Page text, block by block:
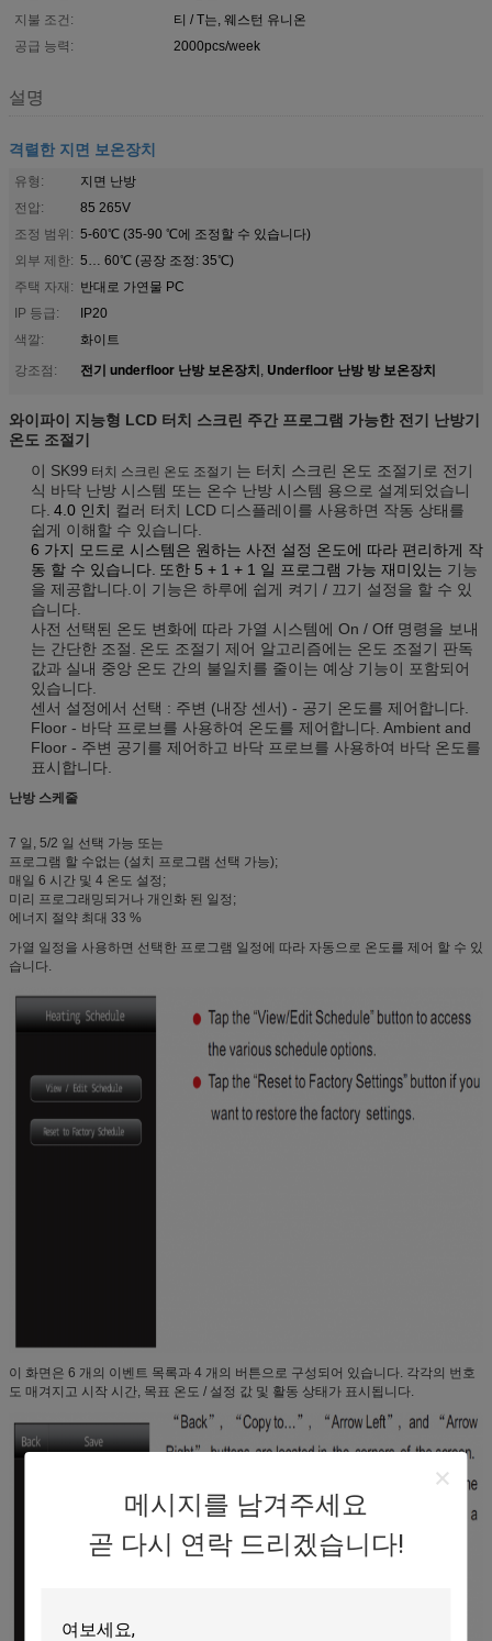
메시지를 남겨주세요
곧 다시 연락 드리겠습니다!
지불 조건:
티 / T는, 웨스턴 유니온
공급 능력:
2000pcs/week
설명
격렬한 지면 보온장치
유형:
지면 난방
전압:
85 265V
조정 범위: 5-60℃ (35-90 ℃에 조정할 수 있습니다)
외부 제한: 5… 60℃ (공장 조정: 35℃)
주택 자재: 반대로 가연물 PC
IP 등급:
IP20
색깔:
화이트
강조점:
전기 underfloor 난방 보온장치, Underfloor 난방 방 보온장치
와이파이 지능형 LCD 터치 스크린 주간 프로그램 가능한 전기 난방기
온도 조절기
이 SK99 터치 스크린 온도 조절기 는 터치 스크린 온도 조절기로 전기
식 바닥 난방 시스템 또는 온수 난방 시스템 용으로 설계되었습니
다. 4.0 인치 컬러 터치 LCD 디스플레이를 사용하면 작동 상태를
쉽게 이해할 수 있습니다.
6 가지 모드로 시스템은 원하는 사전 설정 온도에 따라 편리하게 작
동 할 수 있습니다. 또한 5 + 1 + 1 일 프로그램 가능 재미있는 기능
을 제공합니다.이 기능은 하루에 쉽게 켜기 / 끄기 설정을 할 수 있
습니다.
사전 선택된 온도 변화에 따라 가열 시스템에 On / Off 명령을 보내
는 간단한 조절.
온도 조절기 제어 알고리즘에는 온도 조절기 판독
값과 실내 중앙 온도 간의 불일치를 줄이는 예상 기능이 포함되어
있습니다.
센서 설정에서 선택 : 주변 (내장 센서) - 공기 온도를 제어합니다.
Floor - 바닥 프로브를 사용하여 온도를 제어합니다. Ambient and
Floor - 주변 공기를 제어하고 바닥 프로브를 사용하여 바닥 온도를
표시합니다.
난방 스케줄
7 일, 5/2 일 선택 가능 또는
프로그램 할 수없는 (설치 프로그램 선택 가능);
매일 6 시간 및 4 온도 설정;
미리 프로그래밍되거나 개인화 된 일정;
에너지 절약 최대 33 %
가열 일정을 사용하면 선택한 프로그램 일정에 따라 자동으로 온도를 제어 할 수 있
습니다.
이 화면은 6 개의 이벤트 목록과 4 개의 버튼으로 구성되어 있습니다. 각각의 번호
도 매겨지고 시작 시간, 목표 온도 / 설정 값 및 활동 상태가 표시됩니다.